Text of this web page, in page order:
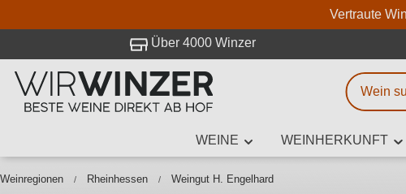
Vertraute
Über 4000 Winzer
WEINE WEINHERKUNFT
Weinregionen Rheinhessen Weingut H. Engelhard
Weinsuche
Mindestens 3
bei WirWinzer.